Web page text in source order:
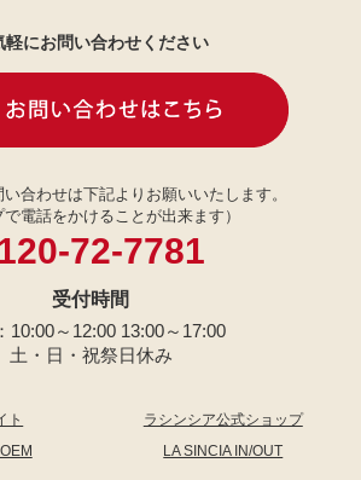
軽にお問い合わせください
合わせは下記よりお願いいたします。
で電話をかけることが出来ます）
72-7781
受付時間
10:00～12:00 13:00～17:00
土・日・祝祭日休み
ト
ラシンシア公式ショップ
LA SINCIA IN/OUT